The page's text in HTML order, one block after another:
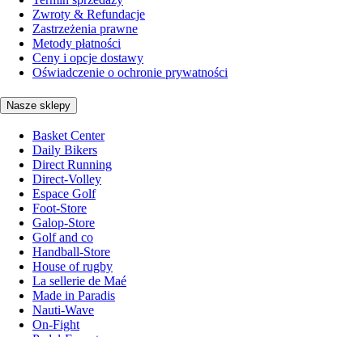
Zwroty & Refundacje
Zastrzeżenia prawne
Metody płatności
Ceny i opcje dostawy
Oświadczenie o ochronie prywatności
Nasze sklepy
Basket Center
Daily Bikers
Direct Running
Direct-Volley
Espace Golf
Foot-Store
Galop-Store
Golf and co
Handball-Store
House of rugby
La sellerie de Maé
Made in Paradis
Nauti-Wave
On-Fight